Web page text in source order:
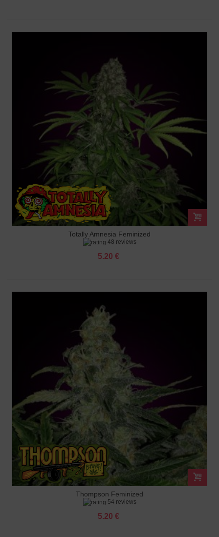
Totally Amnesia Feminized
48 reviews
5.20 €
Thompson Feminized
54 reviews
5.20 €